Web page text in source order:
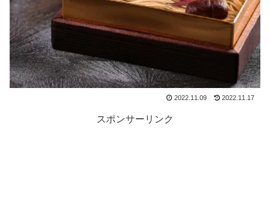
2022.11.09 2022.11.17
スポンサーリンク